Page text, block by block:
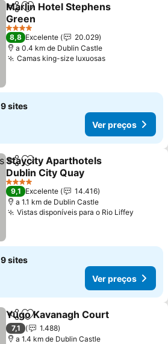
PartilharAdicionar aos favoritos
Marlin Hotel Stephens
Green
Ver preços
4 Estrelas
8,8 Excelente
20.029
a 0.4 km de Dublin Castle
Camas king-size luxuosasVer preços
9 sites
Ver preços
PartilharAdicionar aos favoritos
Staycity Aparthotels
Dublin City Quay
Ver preços
4 Estrelas
9,1 Excelente
14.416
a 1.1 km de Dublin Castle
Vistas disponíveis para o Rio Liffey
9 sites
Ver preços
PartilharAdicionar aos favoritos
Yugo Kavanagh Court
7,1
1.488
a 1.4 km de Dublin Castle